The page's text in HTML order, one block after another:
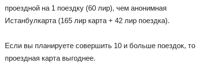
проездной на 1 поездку (60 лир), чем анонимная
Истанбулкарта (165 лир карта + 42 лир поездка).
Если вы планируете совершить 10 и больше поездок, то
проездная карта выгоднее.